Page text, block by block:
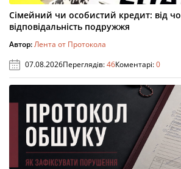
Сімейний чи особистий кредит: від
відповідальність подружжя
Автор:Лента от Протокола
07.08.2026Переглядів:46Коментарі:0